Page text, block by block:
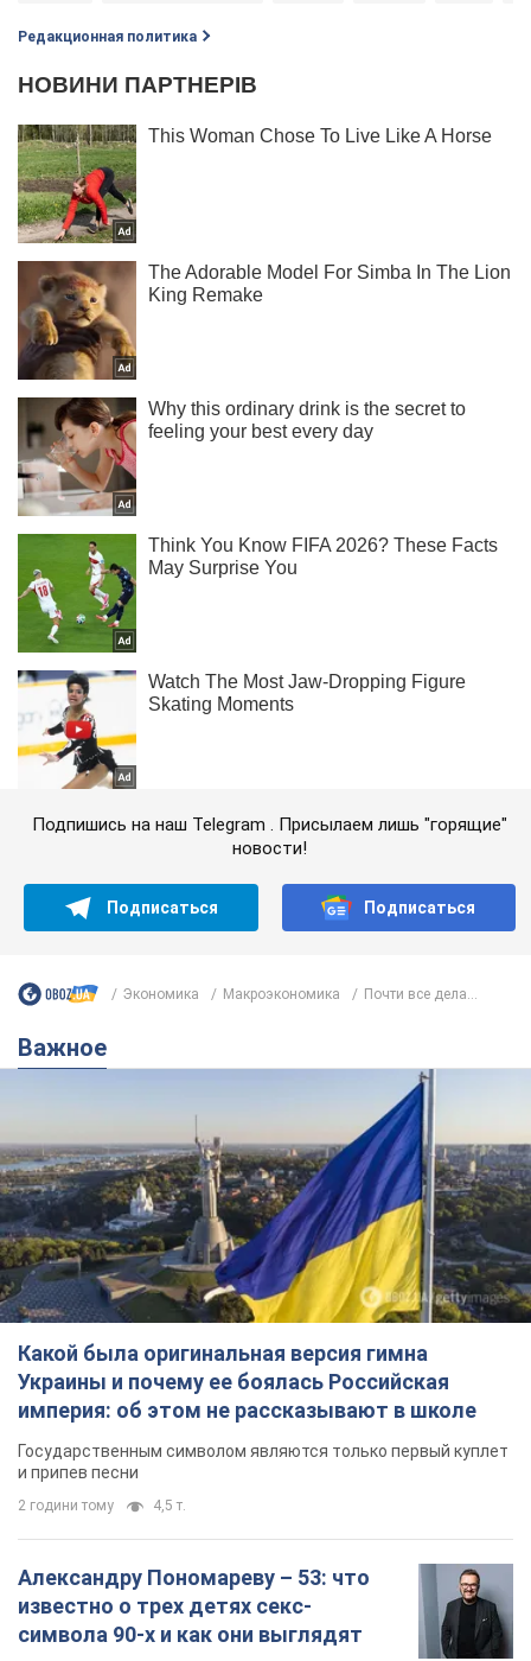
Редакционная политика
Подпишись на наш Telegram . Присылаем лишь "горящие"
новости!
Подписаться Подписаться
Экономика Mакроэкономика Почти все дела...
Важное
Какой была оригинальная версия гимна
Украины и почему ее боялась Российская
империя: об этом не рассказывают в школе
Государственным символом являются только первый куплет
и припев песни
2 години тому 4,5 т.
Александру Пономареву – 53: что
известно о трех детях секс-
символа 90-х и как они выглядят